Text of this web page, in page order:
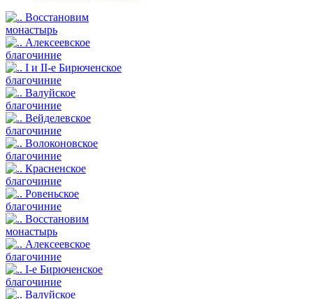
Восстановим
монастырь
Алексеевское
благочиние
I и II-е Бирюченское
благочиние
Валуйское
благочиние
Вейделевское
благочиние
Волоконовское
благочиние
Красненское
благочиние
Ровеньское
благочиние
Восстановим
монастырь
Алексеевское
благочиние
I-е Бирюченское
благочиние
Валуйское